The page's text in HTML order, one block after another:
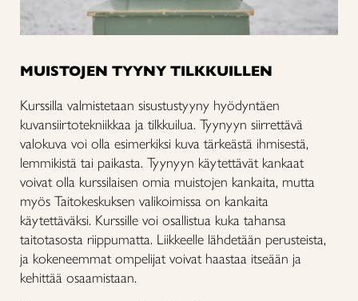
MUISTOJEN TYYNY TILKKUILLEN
Kurssilla valmistetaan sisustustyyny hyödyntäen
kuvansiirtotekniikkaa ja tilkkuilua. Tyynyyn siirrettävä
valokuva voi olla esimerkiksi kuva tärkeästä ihmisestä,
lemmikistä tai paikasta. Tyynyyn käytettävät kankaat
voivat olla kurssilaisen omia muistojen kankaita, mutta
myös Taitokeskuksen valikoimissa on kankaita
käytettäväksi. Kurssille voi osallistua kuka tahansa
taitotasosta riippumatta. Liikkeelle lähdetään perusteista,
ja kokeneemmat ompelijat voivat haastaa itseään ja
kehittää osaamistaan.